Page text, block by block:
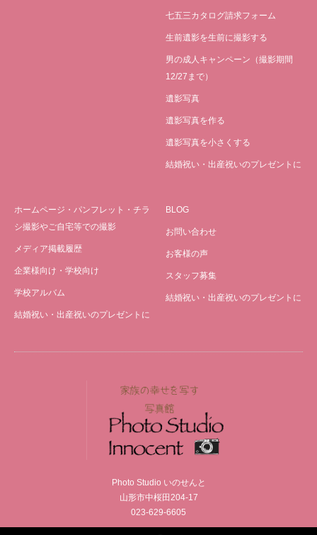
七五三カタログ請求フォーム
生前遺影を生前に撮影する
男の成人キャンペーン（撮影期間
12/27まで）
遺影写真
遺影写真を作る
遺影写真を小さくする
結婚祝い・出産祝いのプレゼントに
ホームページ・パンフレット・チラ
シ撮影やご自宅等での撮影
メディア掲載履歴
企業様向け・学校向け
学校アルバム
結婚祝い・出産祝いのプレゼントに
BLOG
お問い合わせ
お客様の声
スタッフ募集
結婚祝い・出産祝いのプレゼントに
Photo Studio いのせんと
山形市中桜田204-17
023-629-6605